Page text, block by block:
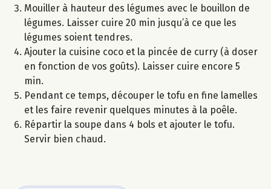
Mouiller à hauteur des légumes avec le bouillon de
légumes. Laisser cuire 20 min jusqu’à ce que les
légumes soient tendres.
Ajouter la cuisine coco et la pincée de curry (à doser
en fonction de vos goûts). Laisser cuire encore 5
min.
Pendant ce temps, découper le tofu en fine lamelles
et les faire revenir quelques minutes à la poêle.
Répartir la soupe dans 4 bols et ajouter le tofu.
Servir bien chaud.